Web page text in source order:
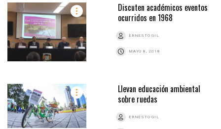
Discuten académicos eventos
ocurridos en 1968
ERNESTO GIL
MAYO 8, 2018
Llevan educación ambiental
sobre ruedas
ERNESTO GIL